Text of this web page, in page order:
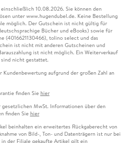
10.08.2026. Sie können den
unter www.hugendubel.de. Keine Bestellung
möglich. Der Gutschein ist nicht gültig für
Bücher und eBooks) sowie für
(4016621130466), tolino select und das
ist nicht mit anderen Gutscheinen und
ist nicht möglich. Ein Weiterverkauf
nicht gestattet.
aufgrund der großen Zahl an
finden Sie hier
MwSt. Informationen über den
finden Sie hier
beinhalten ein erweitertes Rückgaberecht von
von Bild-, Ton- und Datenträgern ist nur bei
der Filiale gekaufte Artikel gilt ein